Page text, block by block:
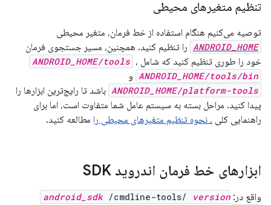
تنظیم متغیرهای محیطی
توصیه می‌کنیم هنگام استفاده از خط فرمان، متغیر محیطی
ANDROID_HOME را تنظیم کنید. همچنین، مسیر جستجوی فرمان
خود را طوری تنظیم کنید که شامل
ANDROID_HOME/tools ،
ANDROID_HOME/tools/bin و
ANDROID_HOME/platform-tools باشد تا رایج‌ترین ابزارها را
پیدا کنید. مراحل بسته به سیستم عامل شما متفاوت است، اما برای
راهنمایی کلی ، نحوه تنظیم متغیرهای محیطی را مطالعه کنید.
ابزارهای خط فرمان اندروید SDK
واقع در: android_sdk/cmdline-tools/
version